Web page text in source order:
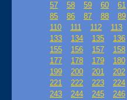
57
58 59 60 61
85
86 87 88 89
110
111 112 113
133
134 135 136
155
156 157 158
177
178 179 180
199
200 201 202
221
222 223 224
243
244 245 246